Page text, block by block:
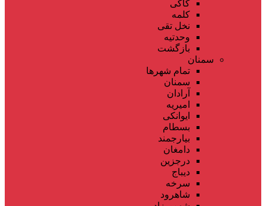
کاکی
کلمه
نخل تقی
وحدتیه
بازگشت
سمنان
تمام شهر‌ها
سمنان
آرادان
امیریه
ایوانکی
بسطام
بیارجمند
دامغان
درجزین
دیباج
سرخه
شاهرود